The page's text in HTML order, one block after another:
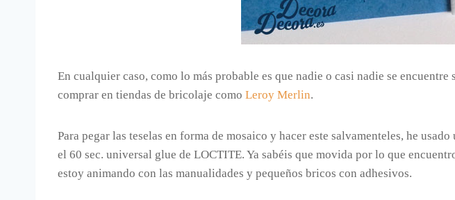
En cualquier caso, como lo más probable es que nadie o casi nadie se
comprar en tiendas de bricolaje como Leroy Merlin.
Para pegar las teselas en forma de mosaico y hacer este salvamenteles, he
el 60 sec. universal glue de LOCTITE. Ya sabéis que movida por lo que
estoy animando con las manualidades y pequeños bricos con adhesivos.